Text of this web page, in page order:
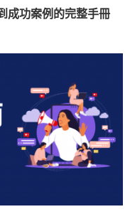
成功案例的完整手冊